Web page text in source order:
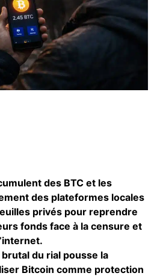
des BTC et les
des plateformes locales
privés pour reprendre
fonds face à la censure et
du rial pousse la
Bitcoin comme protection